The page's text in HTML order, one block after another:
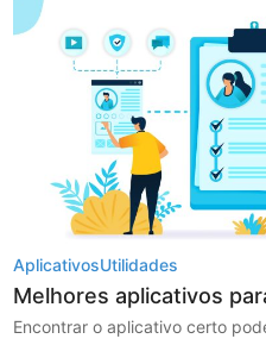
AplicativosUtilidades
Melhores aplicativos
Encontrar o aplicativo certo